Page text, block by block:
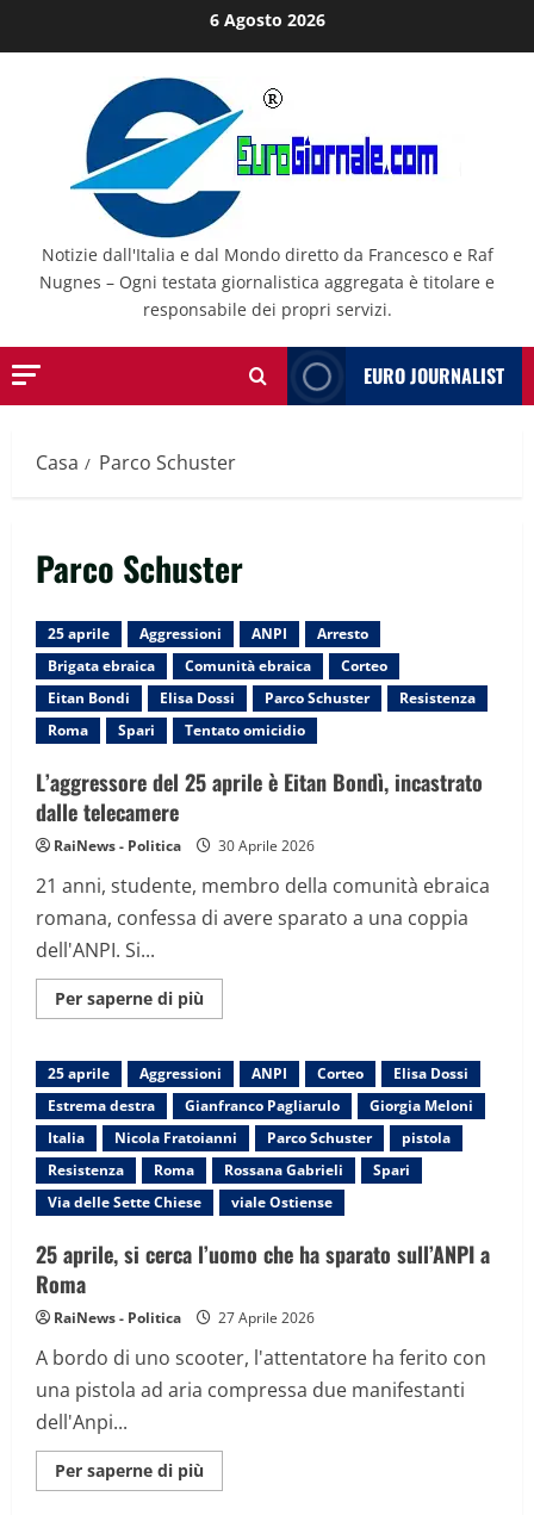
al
6 Agosto 2026
Notizie dall'Italia e dal Mondo diretto da Francesco e Raf
Nugnes – Ogni testata giornalistica aggregata è titolare e
responsabile dei propri servizi.
EURO JOURNALIST
Casa Parco Schuster
Parco Schuster
25 aprile Aggressioni ANPI
Arresto
Brigata ebraica
Comunità ebraica
Corteo
Eitan Bondi
Elisa Dossi Parco Schuster
Resistenza
Roma
Spari Tentato omicidio
L’aggressore del 25 aprile è Eitan Bondì, incastrato
dalle telecamere
RaiNews - Politica 30 Aprile 2026
21 anni, studente, membro della comunità ebraica
romana, confessa di avere sparato a una coppia
dell'ANPI. Si...
Per saperne di più
informazioni
del
25
aprile
è
Eitan
Bondì,
incastrato
dalle
telecamere
25 aprile Aggressioni ANPI Corteo
Elisa Dossi
Estrema destra
Gianfranco Pagliarulo
Giorgia Meloni
Italia
Nicola Fratoianni Parco Schuster
pistola
Resistenza
Roma Rossana Gabrieli
Spari
Via delle Sette Chiese
viale Ostiense
25 aprile, si cerca l’uomo che ha sparato sull’ANPI a
Roma
RaiNews - Politica 27 Aprile 2026
A bordo di uno scooter, l'attentatore ha ferito con
una pistola ad aria compressa due manifestanti
dell'Anpi...
Per saperne di più
informazioni